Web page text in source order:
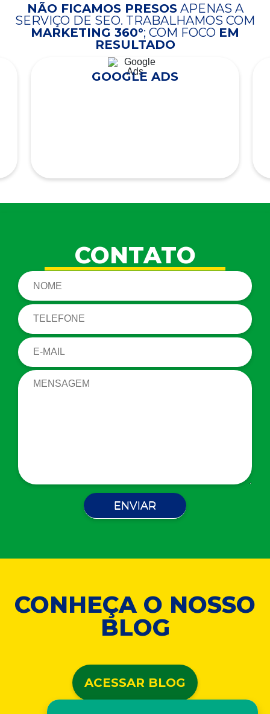
NÃO FICAMOS PRESOSAPENAS A
SERVIÇO DE SEO. TRABALHAMOS COM
MARKETING 360°; COM FOCO EM
RESULTADO
GOOGLE ADS
CONTATO
CONHEÇA O NOSSO
BLOG
ACESSAR BLOG